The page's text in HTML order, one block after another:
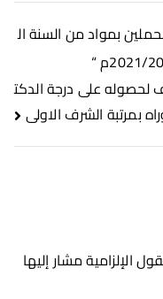
بمواد من السنة ال
لحصوله على درجة الدكت
بمرتبة الشرف الاولى
الإلزامية مشار إليها